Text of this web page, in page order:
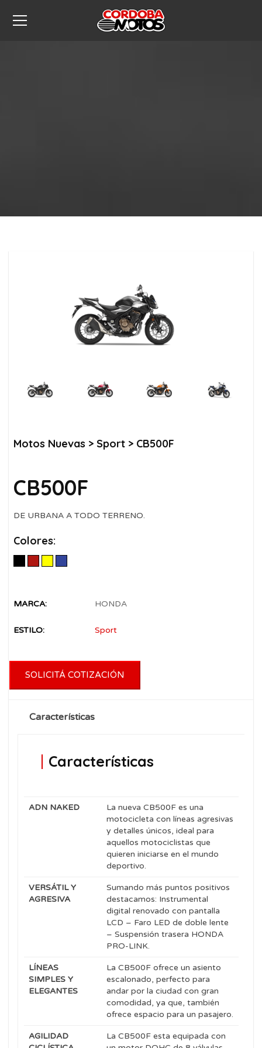
Motos Nuevas > Sport > CB500F
CB500F
DE URBANA A TODO TERRENO.
Colores:
MARCA: HONDA
ESTILO: Sport
Características
Características
ADN NAKED
La nueva CB500F es una
motocicleta con líneas agresivas
y detalles únicos, ideal para
aquellos motociclistas que
quieren iniciarse en el mundo
deportivo.
VERSÁTIL Y
AGRESIVA
Sumando más puntos positivos
destacamos: Instrumental
digital renovado con pantalla
LCD – Faro LED de doble lente
– Suspensión trasera HONDA
PRO-LINK.
LÍNEAS
SIMPLES Y
ELEGANTES
La CB500F ofrece un asiento
escalonado, perfecto para
andar por la ciudad con gran
comodidad, ya que, también
ofrece espacio para un pasajero.
AGILIDAD
La CB500F esta equipada con